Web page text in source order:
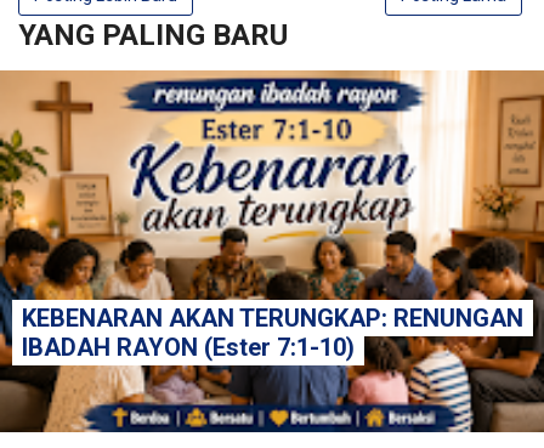
YANG PALING BARU
KEBENARAN AKAN TERUNGKAP: RENUNGAN
IBADAH RAYON (Ester 7:1-10)